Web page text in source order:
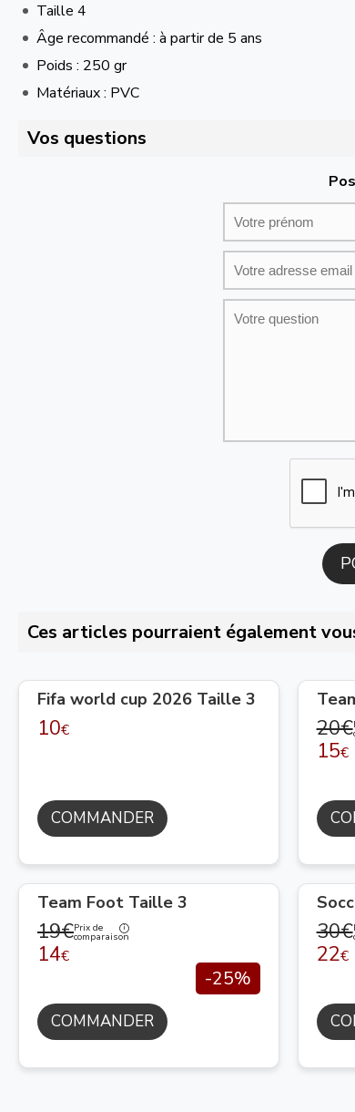
Taille 4
Âge recommandé : à partir de 5 ans
Poids : 250 gr
Matériaux : PVC
Vos questions
Ces articles pourraient également
Fifa world cup 2026 Taille 3
10€
COMMANDER
20€
15€
Team Foot Taille 3
19€Prix de
comparaison
14€
-25%
COMMANDER
30€
22€